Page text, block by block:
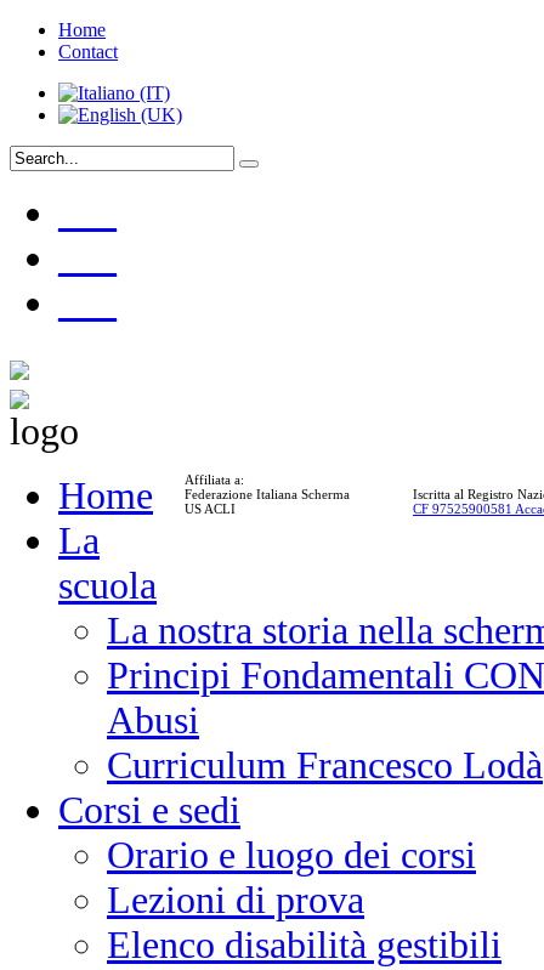
Home
Contact
Affiliata a:
Federazione Italiana Scherma
US ACLI
Iscritta al Registro
CF 97525900581
Home
La
scuola
La nostra storia nella
Principi Fondamentali
Abusi
Curriculum Francesco Lodà
Corsi e sedi
Orario e luogo dei corsi
Lezioni di prova
Elenco disabilità gestibili